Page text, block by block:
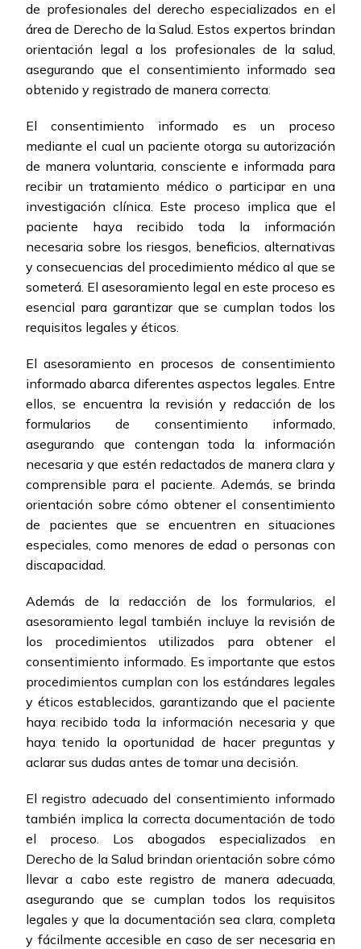
de profesionales del derecho especializados en el
área de Derecho de la Salud. Estos expertos brindan
orientación legal a los profesionales de la salud,
asegurando que el consentimiento informado sea
obtenido y registrado de manera correcta.
El consentimiento informado es un proceso
mediante el cual un paciente otorga su autorización
de manera voluntaria, consciente e informada para
recibir un tratamiento médico o participar en una
investigación clínica. Este proceso implica que el
paciente haya recibido toda la información
necesaria sobre los riesgos, beneficios, alternativas
y consecuencias del procedimiento médico al que se
someterá. El asesoramiento legal en este proceso es
esencial para garantizar que se cumplan todos los
requisitos legales y éticos.
El asesoramiento en procesos de consentimiento
informado abarca diferentes aspectos legales. Entre
ellos, se encuentra la revisión y redacción de los
formularios de consentimiento informado,
asegurando que contengan toda la información
necesaria y que estén redactados de manera clara y
comprensible para el paciente. Además, se brinda
orientación sobre cómo obtener el consentimiento
de pacientes que se encuentren en situaciones
especiales, como menores de edad o personas con
discapacidad.
Además de la redacción de los formularios, el
asesoramiento legal también incluye la revisión de
los procedimientos utilizados para obtener el
consentimiento informado. Es importante que estos
procedimientos cumplan con los estándares legales
y éticos establecidos, garantizando que el paciente
haya recibido toda la información necesaria y que
haya tenido la oportunidad de hacer preguntas y
aclarar sus dudas antes de tomar una decisión.
El registro adecuado del consentimiento informado
también implica la correcta documentación de todo
el proceso. Los abogados especializados en
Derecho de la Salud brindan orientación sobre cómo
llevar a cabo este registro de manera adecuada,
asegurando que se cumplan todos los requisitos
legales y que la documentación sea clara, completa
y fácilmente accesible en caso de ser necesaria en